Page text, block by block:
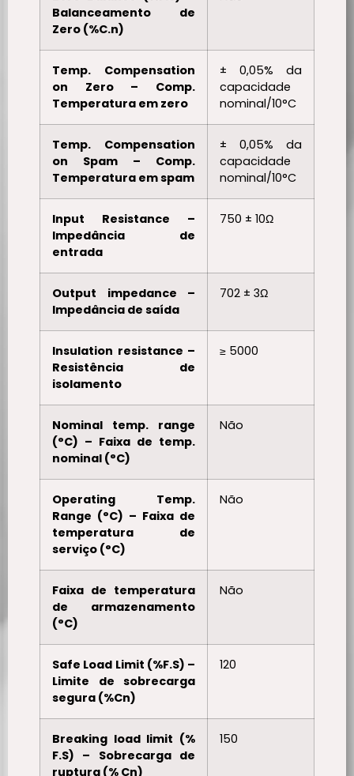
Balanceamento de
Zero (%C.n)
Temp. Compensation
on Zero – Comp.
Temperatura em zero
± 0,05% da
capacidade
nominal/10°C
Temp. Compensation
on Spam – Comp.
Temperatura em spam
± 0,05% da
capacidade
nominal/10°C
Input Resistance –
Impedância de
entrada
750 ± 10Ω
Output impedance –
Impedância de saída
702 ± 3Ω
Insulation resistance –
Resistência de
isolamento
≥ 5000
Nominal temp. range
(°C) – Faixa de temp.
nominal (°C)
Não
Operating Temp.
Range (°C) – Faixa de
temperatura de
serviço (°C)
Não
Faixa de temperatura
de armazenamento
(°C)
Não
Safe Load Limit (%F.S) –
Limite de sobrecarga
segura (%Cn)
120
Breaking load limit (%
F.S) – Sobrecarga de
ruptura (% Cn)
150